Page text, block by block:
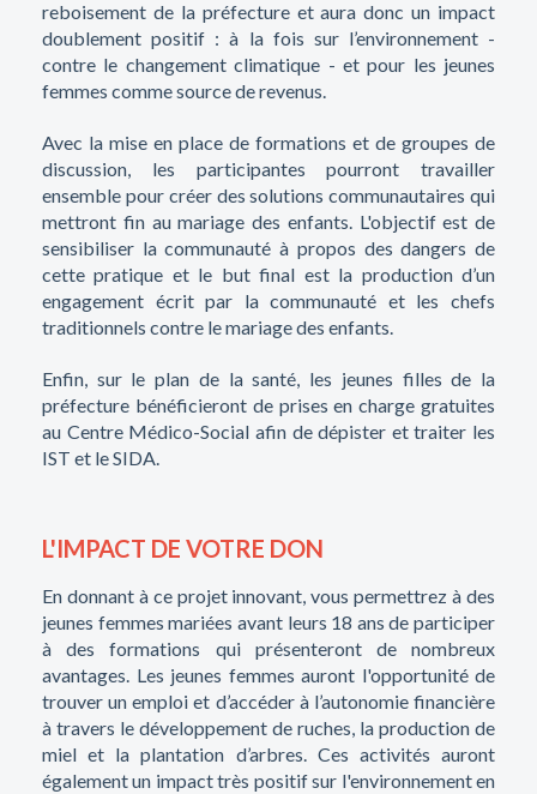
reboisement de la préfecture et aura donc un impact
doublement positif : à la fois sur l’environnement -
contre le changement climatique - et pour les jeunes
femmes comme source de revenus.
Avec la mise en place de formations et de groupes de
discussion, les participantes pourront travailler
ensemble pour créer des solutions communautaires qui
mettront fin au mariage des enfants. L'objectif est de
sensibiliser la communauté à propos des dangers de
cette pratique et le but final est la production d’un
engagement écrit par la communauté et les chefs
traditionnels contre le mariage des enfants.
Enfin, sur le plan de la santé, les jeunes filles de la
préfecture bénéficieront de prises en charge gratuites
au Centre Médico-Social afin de dépister et traiter les
IST et le SIDA.
L'IMPACT DE VOTRE DON
En donnant à ce projet innovant, vous permettrez à des
jeunes femmes mariées avant leurs 18 ans de participer
à des formations qui présenteront de nombreux
avantages. Les jeunes femmes auront l'opportunité de
trouver un emploi et d’accéder à l’autonomie financière
à travers le développement de ruches, la production de
miel et la plantation d’arbres. Ces activités auront
également un impact très positif sur l'environnement en